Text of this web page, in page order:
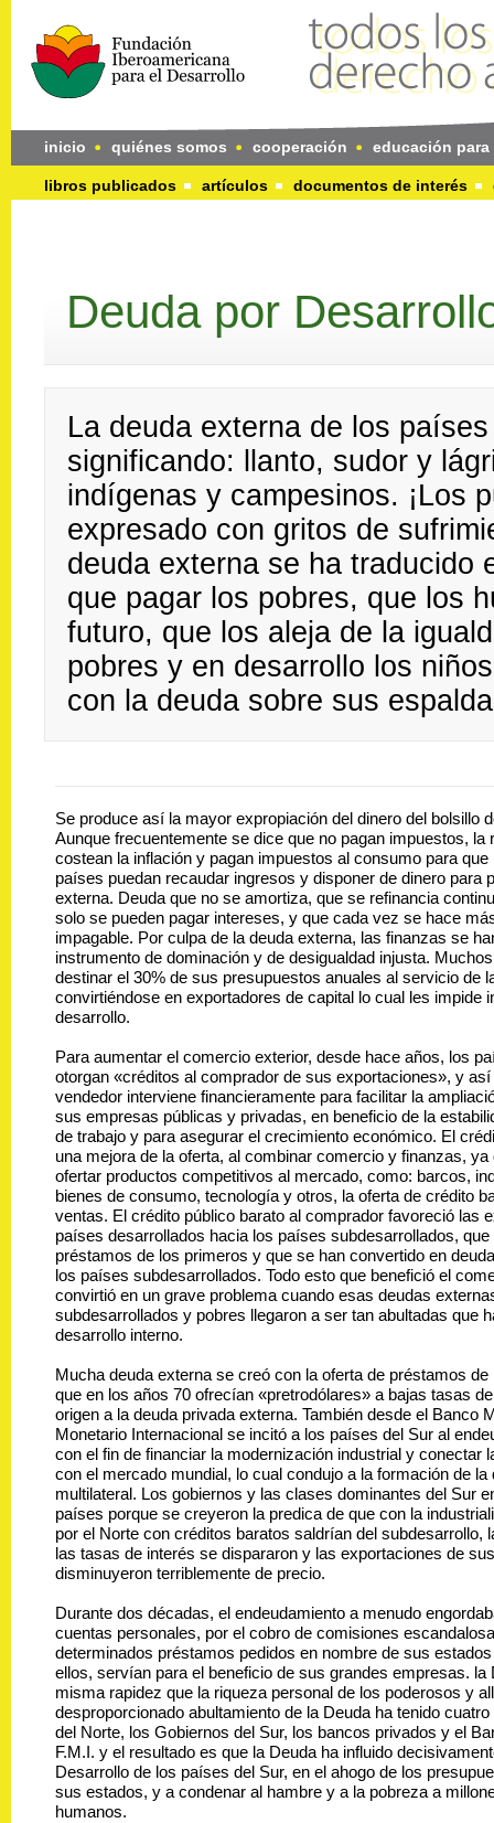
inicio quiénes somos cooperación educación
libros publicados artículos documentos de interés
Deuda por
La deuda externa de los
significando: llanto, sudor y
indígenas y campesinos. ¡Los
expresado con gritos de
deuda externa se ha traducido
que pagar los pobres, que los
futuro, que los aleja de la
pobres y en desarrollo los
con la deuda sobre sus
Se produce así la mayor expropiación del dinero del bolsillo
Aunque frecuentemente se dice que no pagan impuestos, la
costean la inflación y pagan impuestos al consumo para
países puedan recaudar ingresos y disponer de dinero para
externa. Deuda que no se amortiza, que se refinancia
solo se pueden pagar intereses, y que cada vez se hace
impagable. Por culpa de la deuda externa, las finanzas se
instrumento de dominación y de desigualdad injusta.
destinar el 30% de sus presupuestos anuales al servicio de
convirtiéndose en exportadores de capital lo cual les impide
desarrollo.
Para aumentar el comercio exterior, desde hace años, los
otorgan «créditos al comprador de sus exportaciones», y
vendedor interviene financieramente para facilitar la
sus empresas públicas y privadas, en beneficio de la
de trabajo y para asegurar el crecimiento económico. El
una mejora de la oferta, al combinar comercio y finanzas, ya
ofertar productos competitivos al mercado, como: barcos,
bienes de consumo, tecnología y otros, la oferta de crédito
ventas. El crédito público barato al comprador favoreció las
países desarrollados hacia los países subdesarrollados,
préstamos de los primeros y que se han convertido en
los países subdesarrollados. Todo esto que benefició el
convirtió en un grave problema cuando esas deudas
subdesarrollados y pobres llegaron a ser tan abultadas que
desarrollo interno.
Mucha deuda externa se creó con la oferta de préstamos
que en los años 70 ofrecían «pretrodólares» a bajas tasas
origen a la deuda privada externa. También desde el Banco
Monetario Internacional se incitó a los países del Sur al
con el fin de financiar la modernización industrial y conectar
con el mercado mundial, lo cual condujo a la formación de la
multilateral. Los gobiernos y las clases dominantes del Sur
países porque se creyeron la predica de que con la
por el Norte con créditos baratos saldrían del subdesarrollo,
las tasas de interés se dispararon y las exportaciones de
disminuyeron terriblemente de precio.
Durante dos décadas, el endeudamiento a menudo
cuentas personales, por el cobro de comisiones
determinados préstamos pedidos en nombre de sus
ellos, servían para el beneficio de sus grandes empresas. la
misma rapidez que la riqueza personal de los poderosos y
desproporcionado abultamiento de la Deuda ha tenido
del Norte, los Gobiernos del Sur, los bancos privados y el
F.M.I. y el resultado es que la Deuda ha influido
Desarrollo de los países del Sur, en el ahogo de los
sus estados, y a condenar al hambre y a la pobreza a
humanos.